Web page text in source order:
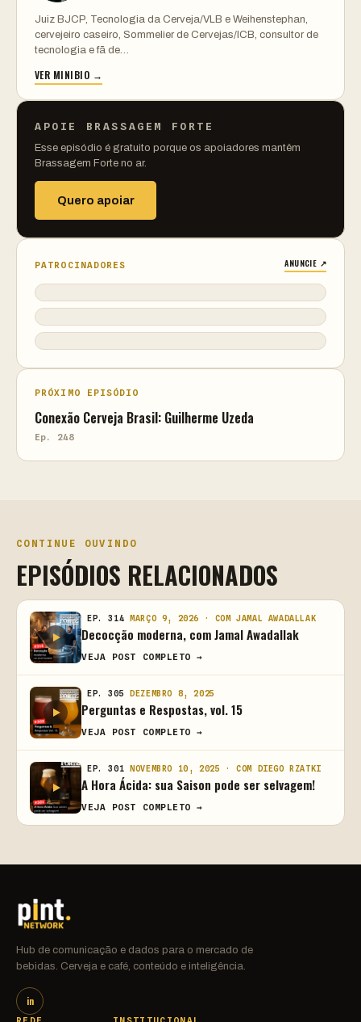
Juiz BJCP, Tecnologia da Cerveja/VLB e Weihenstephan,
cervejeiro caseiro, Sommelier de Cervejas/ICB, consultor de
tecnologia e fã de…
VER MINIBIO →
APOIE BRASSAGEM FORTE
Esse episódio é gratuito porque os apoiadores mantêm
Brassagem Forte no ar.
Quero apoiar
PATROCINADORES ANUNCIE ↗
PRÓXIMO EPISÓDIO
Conexão Cerveja Brasil: Guilherme Uzeda
Ep. 248
CONTINUE OUVINDO
EPISÓDIOS RELACIONADOS
EP. 314 MARÇO 9, 2026 · COM JAMAL AWADALLAK
Decocção moderna, com Jamal Awadallak
VEJA POST COMPLETO →
EP. 305 DEZEMBRO 8, 2025
Perguntas e Respostas, vol. 15
VEJA POST COMPLETO →
EP. 301 NOVEMBRO 10, 2025 · COM DIEGO RZATKI
A Hora Ácida: sua Saison pode ser selvagem!
VEJA POST COMPLETO →
Hub de comunicação e dados para o mercado de
bebidas. Cerveja e café, conteúdo e inteligência.
in